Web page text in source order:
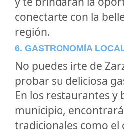
conectarte con la
región.
6. GASTRONOMÍA
No puedes irte de
probar su deliciosa
En los restaurantes y
municipio,
tradicionales como el